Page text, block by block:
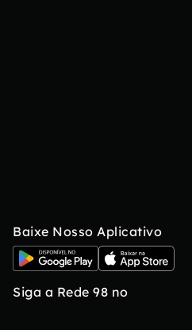
Baixe Nosso Aplicativo
Siga a Rede 98 no